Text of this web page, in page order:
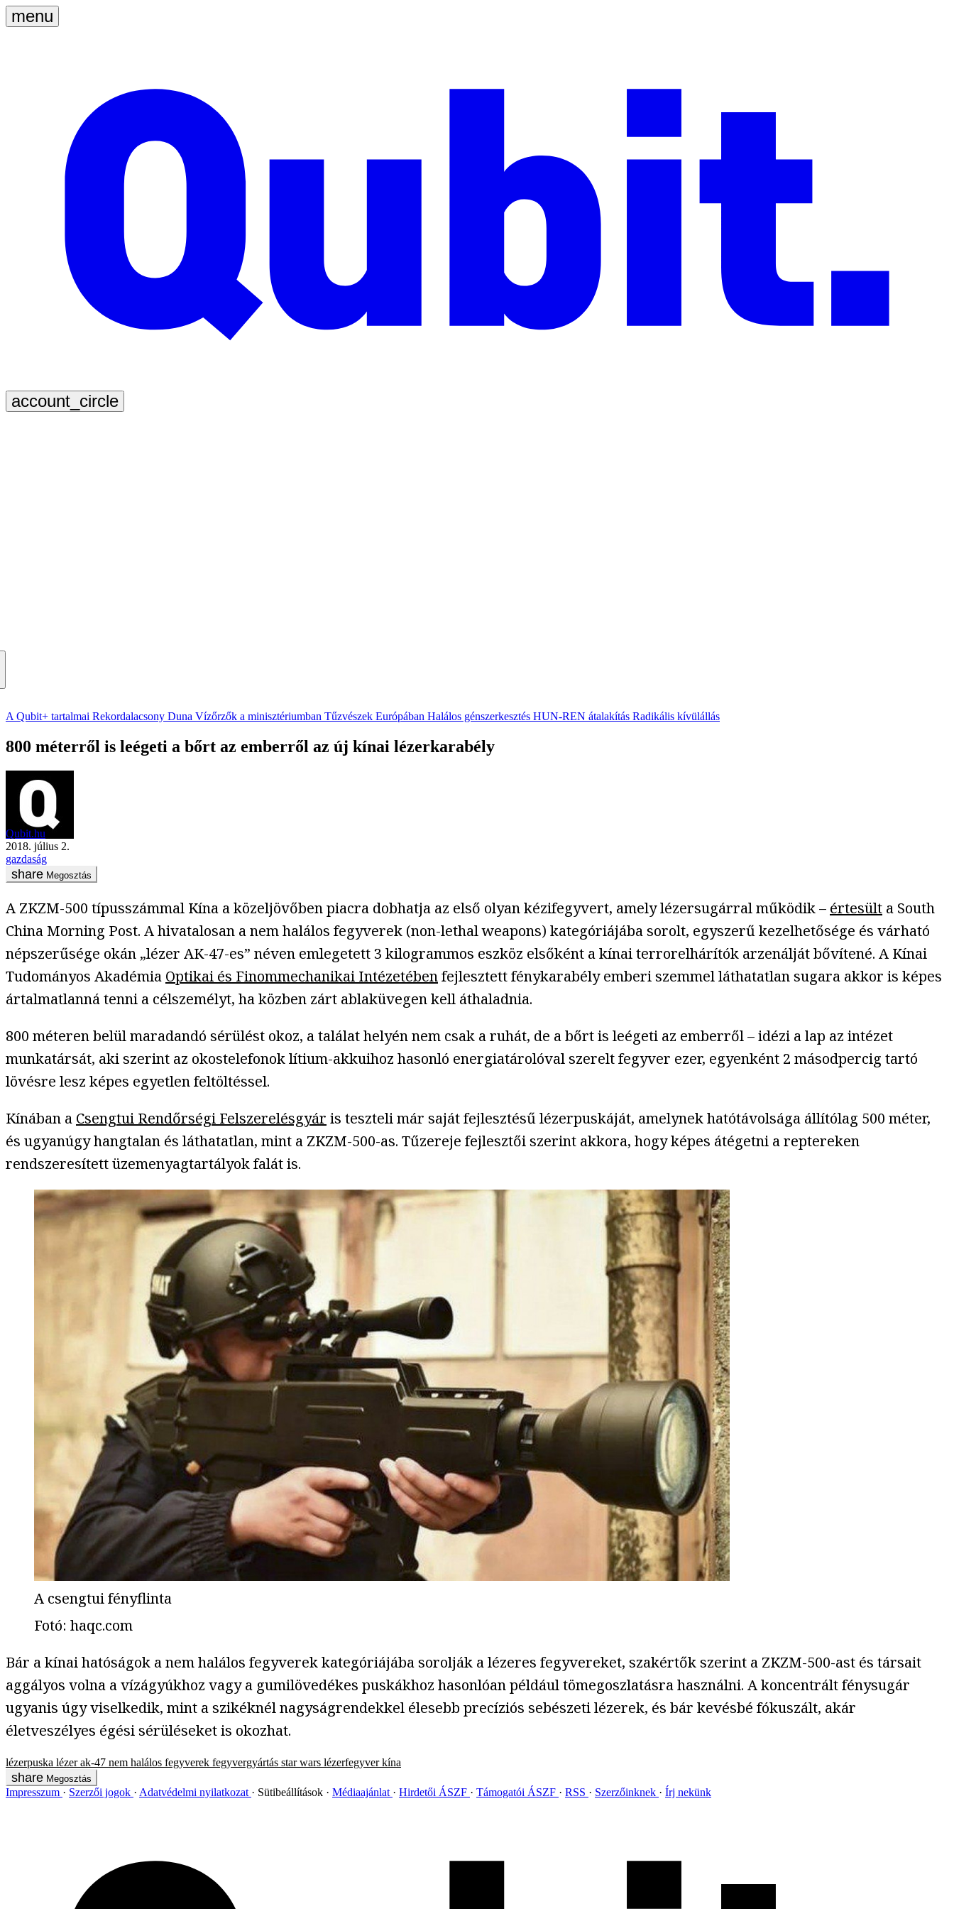
A Qubit+ tartalmai Rekordalacsony Duna Vízőrzők a minisztériumban Tűzvészek Európában Halálos génszerkesztés HUN-REN átalakítás Radikális kívülállás
800 méterről is leégeti a bőrt az emberről az új kínai lézerkarabély
Qubit.hu
2018. július 2.
gazdaság
Megosztás
A ZKZM-500 típusszámmal Kína a közeljövőben piacra dobhatja az első olyan kézifegyvert, amely lézersugárral működik – értesült a South
China Morning Post. A hivatalosan a nem halálos fegyverek (non-lethal weapons) kategóriájába sorolt, egyszerű kezelhetősége és várható
népszerűsége okán „lézer AK-47-es” néven emlegetett 3 kilogrammos eszköz elsőként a kínai terrorelhárítók arzenálját bővítené. A Kínai
Tudományos Akadémia Optikai és Finommechanikai Intézetébenfejlesztett fénykarabély emberi szemmel láthatatlan sugara akkor is képes
ártalmatlanná tenni a célszemélyt, ha közben zárt ablaküvegen kell áthaladnia.
800 méteren belül maradandó sérülést okoz, a találat helyén nem csak a ruhát, de a bőrt is leégeti az emberről – idézi a lap az intézet
munkatársát, aki szerint az okostelefonok lítium-akkuihoz hasonló energiatárolóval szerelt fegyver ezer, egyenként 2 másodpercig tartó
lövésre lesz képes egyetlen feltöltéssel.
Kínában a Csengtui Rendőrségi Felszerelésgyár is teszteli már saját fejlesztésű lézerpuskáját, amelynek hatótávolsága állítólag 500 méter,
és ugyanúgy hangtalan és láthatatlan, mint a ZKZM-500-as. Tűzereje fejlesztői szerint akkora, hogy képes átégetni a reptereken
rendszeresített üzemenyagtartályok falát is.
A csengtui fényflinta
Fotó: haqc.com
Bár a kínai hatóságok a nem halálos fegyverek kategóriájába sorolják a lézeres fegyvereket, szakértők szerint a ZKZM-500-ast és társait
aggályos volna a vízágyúkhoz vagy a gumilövedékes puskákhoz hasonlóan például tömegoszlatásra használni. A koncentrált fénysugár
ugyanis úgy viselkedik, mint a szikéknél nagyságrendekkel élesebb precíziós sebészeti lézerek, és bár kevésbé fókuszált, akár
életveszélyes égési sérüléseket is okozhat.
lézerpuska lézer ak-47 nem halálos fegyverek fegyvergyártás star wars lézerfegyver kína
Megosztás
Impresszum Szerzői jogok Adatvédelmi nyilatkozat Sütibeállítások Médiaajánlat Hirdetői ÁSZF Támogatói ÁSZF RSS Szerzőinknek Írj nekünk